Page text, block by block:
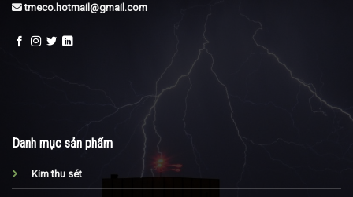
tmeco.hotmail@gmail.com
Danh mục sản phẩm
Kim thu sét